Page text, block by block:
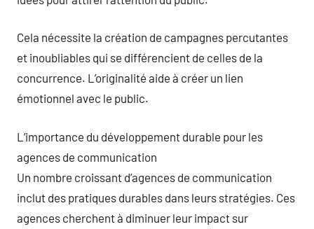
Cela nécessite la création de campagnes percutantes
et inoubliables qui se différencient de celles de la
concurrence. L’originalité aide à créer un lien
émotionnel avec le public.
L’importance du développement durable pour les
agences de communication
Un nombre croissant d’agences de communication
inclut des pratiques durables dans leurs stratégies. Ces
agences cherchent à diminuer leur impact sur